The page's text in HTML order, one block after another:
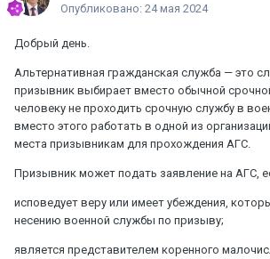
Опубликовано: 24 мая 2024
Добрый день.
Альтернативная гражданская служба — это
призывник выбирает вместо обычной
человеку не проходить срочную службу в
вместо этого работать в одной из
места призывникам для прохождения АГС.
Призывник может подать заявление на АГС,
исповедует веру или имеет убеждения,
несению военной службы по призыву;
является представителем коренного